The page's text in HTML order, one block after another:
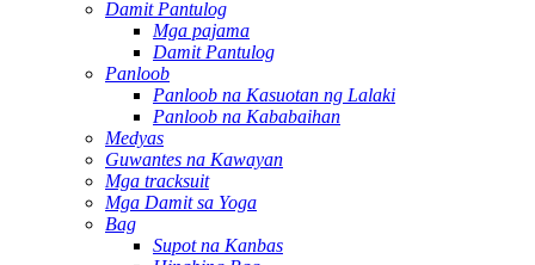
Damit Pantulog
Mga pajama
Damit Pantulog
Panloob
Panloob na Kasuotan ng Lalaki
Panloob na Kababaihan
Medyas
Guwantes na Kawayan
Mga tracksuit
Mga Damit sa Yoga
Bag
Supot na Kanbas